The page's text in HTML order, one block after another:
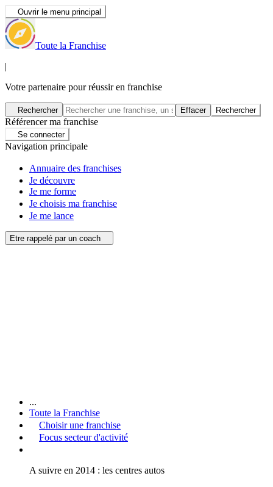
Ouvrir le menu principal
Toute la Franchise
|
Votre partenaire pour réussir en franchise
Rechercher Effacer Rechercher
Référencer ma franchise
Se connecter
Navigation principale
Annuaire des franchises
Je découvre
Je me forme
Je choisis ma franchise
Je me lance
Etre rappelé par un coach
...
Toute la Franchise
Choisir une franchise
Focus secteur d'activité
A suivre en 2014 : les centres autos